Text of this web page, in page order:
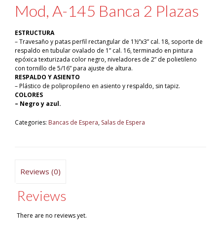
Mod, A-145 Banca 2 Plazas
ESTRUCTURA
– Travesaño y patas perfil rectangular de 1½”x3” cal. 18, soporte de
respaldo en tubular ovalado de 1” cal. 16, terminado en pintura
epóxica texturizada color negro, niveladores de 2” de polietileno
con tornillo de 5/16” para ajuste de altura.
RESPALDO Y ASIENTO
– Plástico de polipropileno en asiento y respaldo, sin tapiz.
COLORES
– Negro y azul.
Categories: Bancas de Espera, Salas de Espera
Reviews (0)
Reviews
There are no reviews yet.